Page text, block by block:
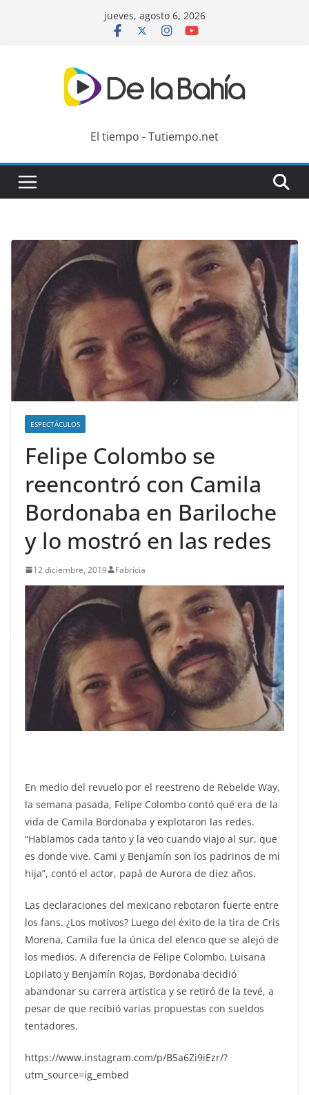
jueves, agosto 6, 2026
El tiempo - Tutiempo.net
ESPECTÁCULOS
Felipe Colombo se
reencontró con Camila
Bordonaba en Bariloche
y lo mostró en las redes
12 diciembre, 2019 Fabricia
En medio del revuelo por el reestreno de Rebelde Way,
la semana pasada, Felipe Colombo contó qué era de la
vida de Camila Bordonaba y explotaron las redes.
“Hablamos cada tanto y la veo cuando viajo al sur, que
es donde vive. Cami y Benjamín son los padrinos de mi
hija”, contó el actor, papá de Aurora de diez años.
Las declaraciones del mexicano rebotaron fuerte entre
los fans. ¿Los motivos? Luego del éxito de la tira de Cris
Morena, Camila fue la única del elenco que se alejó de
los medios. A diferencia de Felipe Colombo, Luisana
Lopilato y Benjamín Rojas, Bordonaba decidió
abandonar su carrera artística y se retiró de la tevé, a
pesar de que recibió varias propuestas con sueldos
tentadores.
https://www.instagram.com/p/B5a6Zi9iEzr/?
utm_source=ig_embed